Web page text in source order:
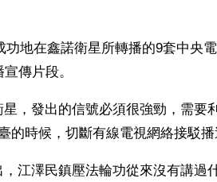
地在鑫諾衛星所轉播的9套中央
傳片段。
，發出的信號必須很強勁，需要
的時候，切斷有線電視網絡接駁播
江澤民鎮壓法輪功從來沒有講過